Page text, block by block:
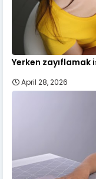
Yerken zayıflamak
April 28, 2026